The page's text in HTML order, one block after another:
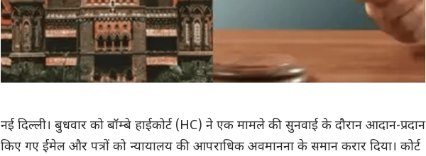
नई दिल्ली। बुधवार को बॉम्बे हाईकोर्ट (HC) ने एक मामले की सुनवाई के दौरान आदान-प्रदान
किए गए ईमेल और पत्रों को न्यायालय की आपराधिक अवमानना के समान करार दिया। कोर्ट